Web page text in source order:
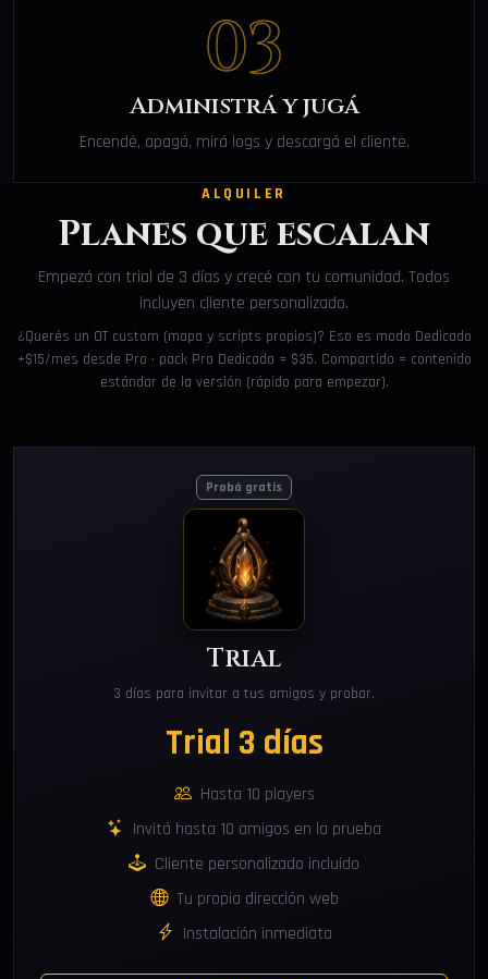
03
Administrá y jugá
Encendé, apagá, mirá logs y descargá el cliente.
ALQUILER
Planes que escalan
Empezá con trial de 3 días y crecé con tu comunidad. Todos
incluyen cliente personalizado.
¿Querés un OT custom (mapa y scripts propios)? Eso es modo Dedicado
+$15/mes desde Pro · pack Pro Dedicado = $35. Compartido = contenido
estándar de la versión (rápido para empezar).
Probá gratis
Trial
3 días para invitar a tus amigos y probar.
Trial 3 días
Hasta 10 players
Invitá hasta 10 amigos en la prueba
Cliente personalizado incluido
Tu propia dirección web
Instalación inmediata